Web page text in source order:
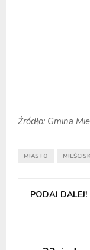
Źródło: Gmina
MIASTO
PODAJ DALEJ!